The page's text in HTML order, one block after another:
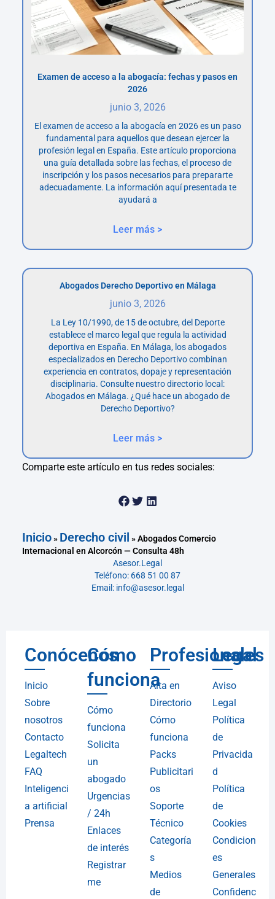
Examen de acceso a la abogacía: fechas y pasos en
2026
junio 3, 2026
El examen de acceso a la abogacía en 2026 es un paso
fundamental para aquellos que desean ejercer la
profesión legal en España. Este artículo proporciona
una guía detallada sobre las fechas, el proceso de
inscripción y los pasos necesarios para prepararte
adecuadamente. La información aquí presentada te
ayudará a
Leer más >
Abogados Derecho Deportivo en Málaga
junio 3, 2026
La Ley 10/1990, de 15 de octubre, del Deporte
establece el marco legal que regula la actividad
deportiva en España. En Málaga, los abogados
especializados en Derecho Deportivo combinan
experiencia en contratos, dopaje y representación
disciplinaria. Consulte nuestro directorio local:
Abogados en Málaga. ¿Qué hace un abogado de
Derecho Deportivo?
Leer más >
Comparte este artículo en tus redes sociales:
Inicio» Derecho civil »Abogados Comercio
Internacional en Alcorcón — Consulta 48h
Asesor.Legal
Teléfono: 668 51 00 87
Email: info@asesor.legal
Conócenos
Inicio
Sobre
nosotros
Contacto
Legaltech
FAQ
Inteligenci
a artificial
Prensa
Cómo
funciona
Cómo
funciona
Solicita
un
abogado
Urgencias
/ 24h
Enlaces
de interés
Registrar
me
Profesionales
Alta en
Directorio
Cómo
funciona
Packs
Publicitari
os
Soporte
Técnico
Categoría
s
Medios
de
Legal
Aviso
Legal
Política
de
Privacida
d
Política
de
Cookies
Condicion
es
Generales
Confidenc